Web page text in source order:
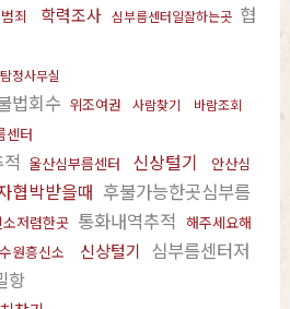
죄 학력조사 심부름센터일잘하는곳 협
탐정사무실
법회수 위조여권 사람찾기 바람조회
센터
울산심부름센터 신상털기
안산심
협박받을때 후불가능한곳심부름
저렴한곳 통화내역추적 해주세요해
수원흥신소 신상털기 심부름센터저
항